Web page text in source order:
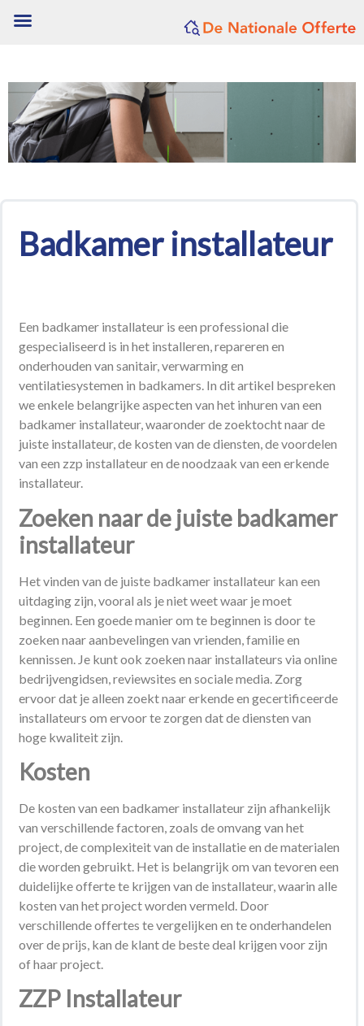
Badkamer installateur
Een badkamer installateur is een professional die
gespecialiseerd is in het installeren, repareren en
onderhouden van sanitair, verwarming en
ventilatiesystemen in badkamers. In dit artikel bespreken
we enkele belangrijke aspecten van het inhuren van een
badkamer installateur, waaronder de zoektocht naar de
juiste installateur, de kosten van de diensten, de voordelen
van een zzp installateur en de noodzaak van een erkende
installateur.
Zoeken naar de juiste badkamer
installateur
Het vinden van de juiste badkamer installateur kan een
uitdaging zijn, vooral als je niet weet waar je moet
beginnen. Een goede manier om te beginnen is door te
zoeken naar aanbevelingen van vrienden, familie en
kennissen. Je kunt ook zoeken naar installateurs via online
bedrijvengidsen, reviewsites en sociale media. Zorg
ervoor dat je alleen zoekt naar erkende en gecertificeerde
installateurs om ervoor te zorgen dat de diensten van
hoge kwaliteit zijn.
Kosten
De kosten van een badkamer installateur zijn afhankelijk
van verschillende factoren, zoals de omvang van het
project, de complexiteit van de installatie en de materialen
die worden gebruikt. Het is belangrijk om van tevoren een
duidelijke offerte te krijgen van de installateur, waarin alle
kosten van het project worden vermeld. Door
verschillende offertes te vergelijken en te onderhandelen
over de prijs, kan de klant de beste deal krijgen voor zijn
of haar project.
ZZP Installateur